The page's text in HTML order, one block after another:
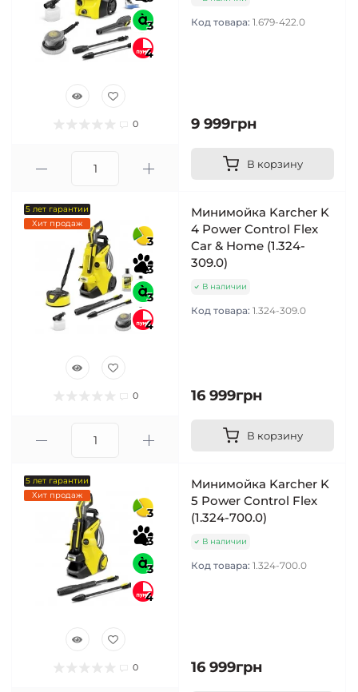
3
4
0
Код товара: 1.679-422.0
9 999грн
В корзину
5 лет гарантии
Хит продаж
3
3
3
4
0
Минимойка Karcher K
4 Power Control Flex
Car & Home (1.324-
309.0)
В наличии
Код товара: 1.324-309.0
16 999грн
В корзину
5 лет гарантии
Хит продаж
3
3
3
4
0
Минимойка Karcher K
5 Power Control Flex
(1.324-700.0)
В наличии
Код товара: 1.324-700.0
16 999грн